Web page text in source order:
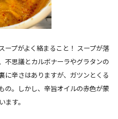
ープがよく絡まること！ スープが落
不思議とカルボナーラやグラタンの
に辛さはありますが、ガツンとくる
の。しかし、辛旨オイルの赤色が蒙
す。